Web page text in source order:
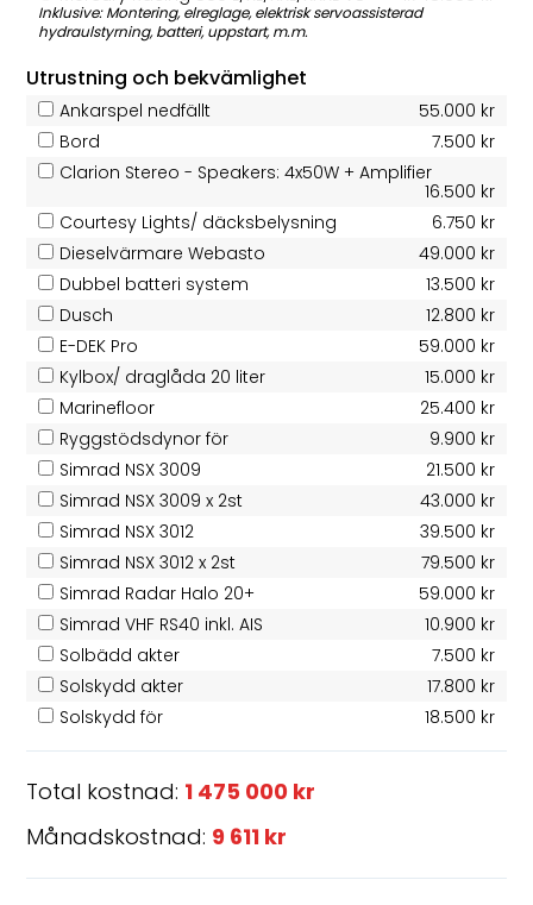
Inklusive: Montering, elreglage, elektrisk servoassisterad
hydraulstyrning, batteri, uppstart, m.m.
Utrustning och bekvämlighet
Ankarspel nedfällt
55.000 kr
Bord
7.500 kr
Clarion Stereo - Speakers: 4x50W + Amplifier
16.500 kr
Courtesy Lights/ däcksbelysning
6.750 kr
Dieselvärmare Webasto
49.000 kr
Dubbel batteri system
13.500 kr
Dusch
12.800 kr
E-DEK Pro
59.000 kr
Kylbox/ draglåda 20 liter
15.000 kr
Marinefloor
25.400 kr
Ryggstödsdynor för
9.900 kr
Simrad NSX 3009
21.500 kr
Simrad NSX 3009 x 2st
43.000 kr
Simrad NSX 3012
39.500 kr
Simrad NSX 3012 x 2st
79.500 kr
Simrad Radar Halo 20+
59.000 kr
Simrad VHF RS40 inkl. AIS
10.900 kr
Solbädd akter
7.500 kr
Solskydd akter
17.800 kr
Solskydd för
18.500 kr
Total kostnad: 1 475 000 kr
Månadskostnad: 9 611 kr